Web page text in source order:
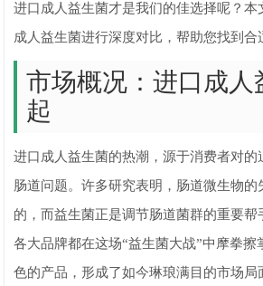
进口成人益生菌才是我们的佳选择呢？本
成人益生菌进行深度对比，帮助您找到合
市场概况：进口成人
起
进口成人益生菌的热潮，源于消费者对的
肠道问题。许多研究表明，肠道微生物
的，而益生菌正是调节肠道菌群的重要帮
各大品牌都在这场“益生菌大战”中摩拳擦
色的产品，形成了如今琳琅满目的市场局